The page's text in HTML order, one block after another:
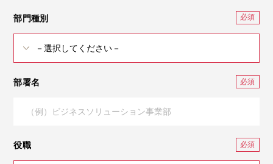
部門種別
部署名
役職